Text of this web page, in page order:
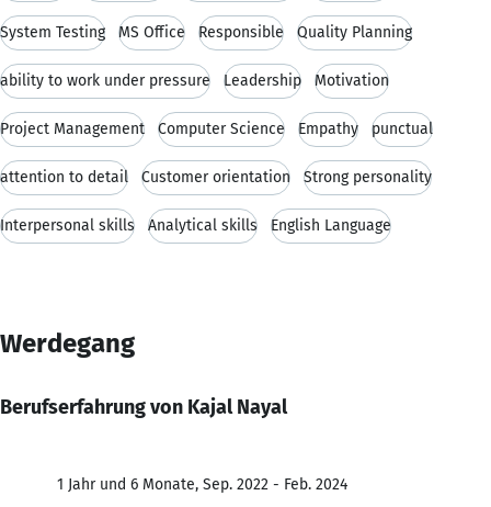
System Testing MS Office Responsible Quality Planning
ability to work under pressure Leadership Motivation
Project Management Computer Science Empathy punctual
attention to detail Customer orientation Strong personality
Interpersonal skills Analytical skills English Language
Werdegang
Berufserfahrung von Kajal Nayal
1 Jahr und 6 Monate, Sep. 2022 - Feb. 2024